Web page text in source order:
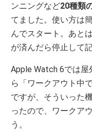
ンニングなど20種類
てました。使い方は
んでスタート。あと
が済んだら停止して
Apple Watch 6では屋
ら「ワークアウト中
ですが、そういった
ったので、ワークア
う。